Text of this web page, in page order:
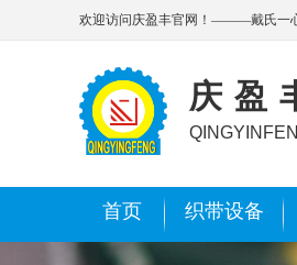
欢迎访问庆盈丰官网！———戴氏一
庆盈
首页 织带设备